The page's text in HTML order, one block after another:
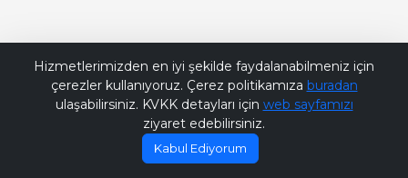
Hizmetlerimizden en iyi şekilde faydalanabilmeniz için
çerezler kullanıyoruz. Çerez politikamıza buradan
ulaşabilirsiniz. KVKK detayları için web sayfamızı
ziyaret edebilirsiniz.
Kabul Ediyorum
Bana Soru Sor | Ask Me